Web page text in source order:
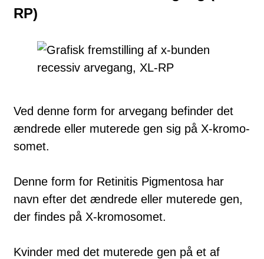
RP)
Ved denne form for arvegang befinder det
ændrede eller muterede gen sig på X-kromo­
somet.
Denne form for Retinitis Pigmentosa har
navn efter det ændrede eller muterede gen,
der findes på X-kromosomet.
Kvinder med det muterede gen på et af